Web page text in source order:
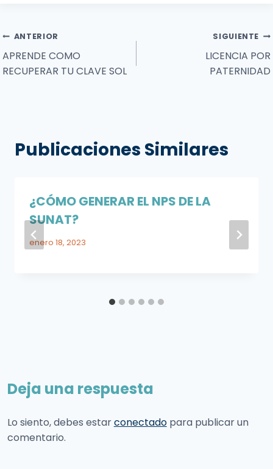
b
o
o
A
p
p
Navegación
de
ANTERIOR
APRENDE COMO
RECUPERAR TU CLAVE SOL
SIGUIENTE
LICENCIA POR
PATERNIDAD
Publicaciones Similares
¿CÓMO GENERAR EL NPS DE LA
SUNAT?
enero 18, 2023
Deja una respuesta
Lo siento, debes estarconectadopara publicar un
comentario.